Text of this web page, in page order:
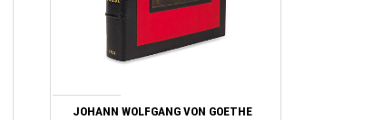
JOHANN WOLFGANG VON GOETHE